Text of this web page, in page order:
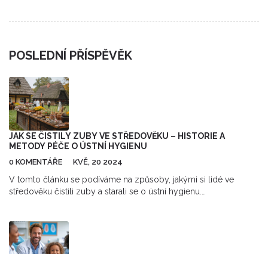
POSLEDNÍ PŘÍSPĚVĚK
JAK SE ČISTILY ZUBY VE STŘEDOVĚKU – HISTORIE A
METODY PÉČE O ÚSTNÍ HYGIENU
0 KOMENTÁŘE KVĚ, 20 2024
V tomto článku se podíváme na způsoby, jakými si lidé ve
středověku čistili zuby a starali se o ústní hygienu.
mohou být užitečné a poučné.